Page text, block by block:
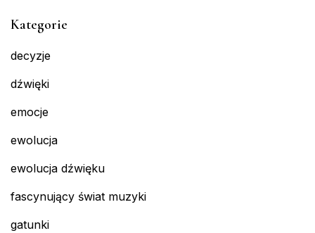
Kategorie
decyzje
dźwięki
emocje
ewolucja
ewolucja dźwięku
fascynujący świat muzyki
gatunki